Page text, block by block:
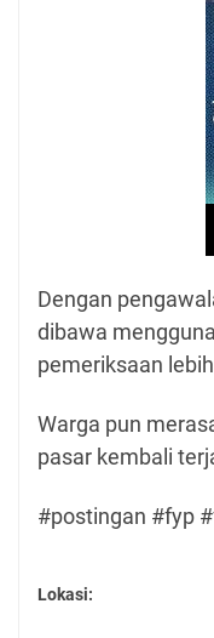
Dengan
dibawa
pemeriksaan
Warga pun
pasar kembali
#postingan #fyp
Lokasi: